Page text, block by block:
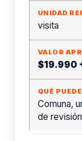
visita
$19.990
Comuna,
de